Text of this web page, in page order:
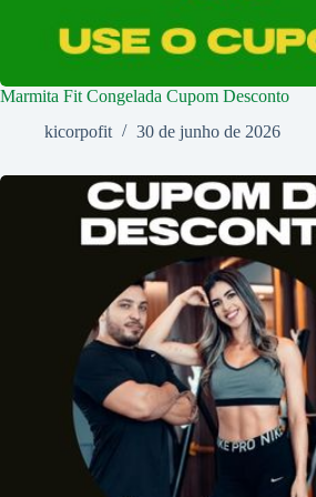
Marmita Fit Congelada Cupom Desconto
kicorpofit
30 de junho de 2026